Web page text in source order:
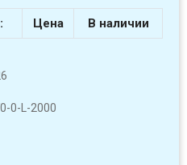
Цена В наличии
0-L-2000